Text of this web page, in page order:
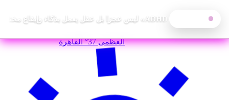
— الخميس, 6 أغسطس 2026 العظمى 37° القاهرة